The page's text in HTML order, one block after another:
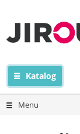
Katalog
Menu